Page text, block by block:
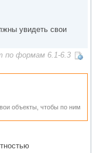
увидеть свои
по формам 6.1-6.3
объекты, чтобы по ним